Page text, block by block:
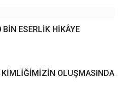
ESERLİK HİKÂYE
KİMLİĞİMİZİN OLUŞMASINDA